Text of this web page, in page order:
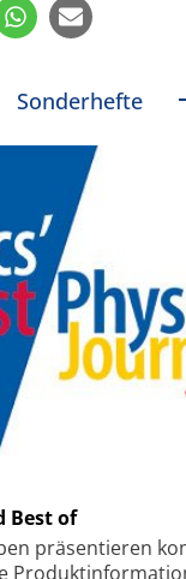
Sonderhefte
Best of
präsentieren